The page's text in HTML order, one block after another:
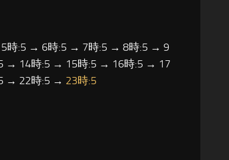
時:5 → 6時:5 → 7時:5 → 8時:5 → 9
→ 14時:5 → 15時:5 → 16時:5 → 17
→ 22時:5 → 23時:5